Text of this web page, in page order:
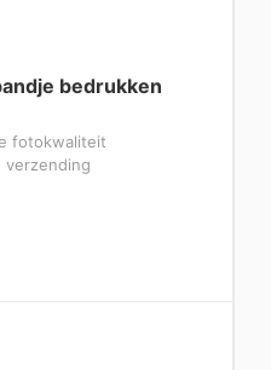
bedrukken
fotokwaliteit
verzending